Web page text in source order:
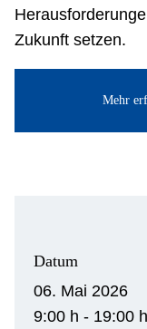
Zukunft setzen.
Mehr
Datum
06. Mai 2026
9:00 h - 19:00 h